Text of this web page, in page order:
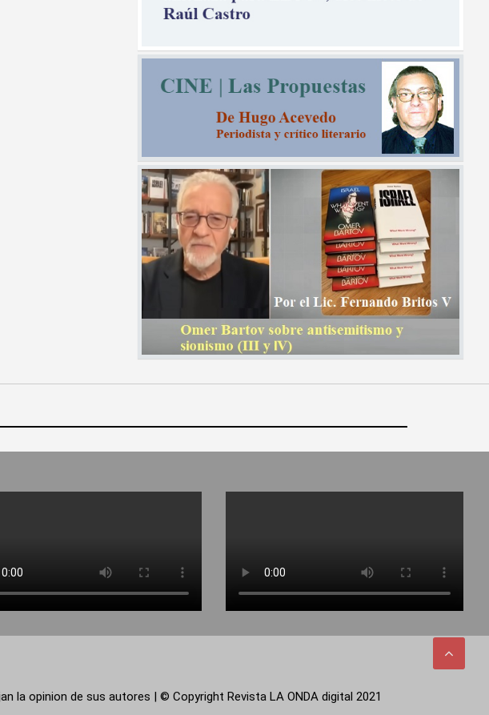
la opinion de sus autores | © Copyright Revista LA ONDA digital 2021